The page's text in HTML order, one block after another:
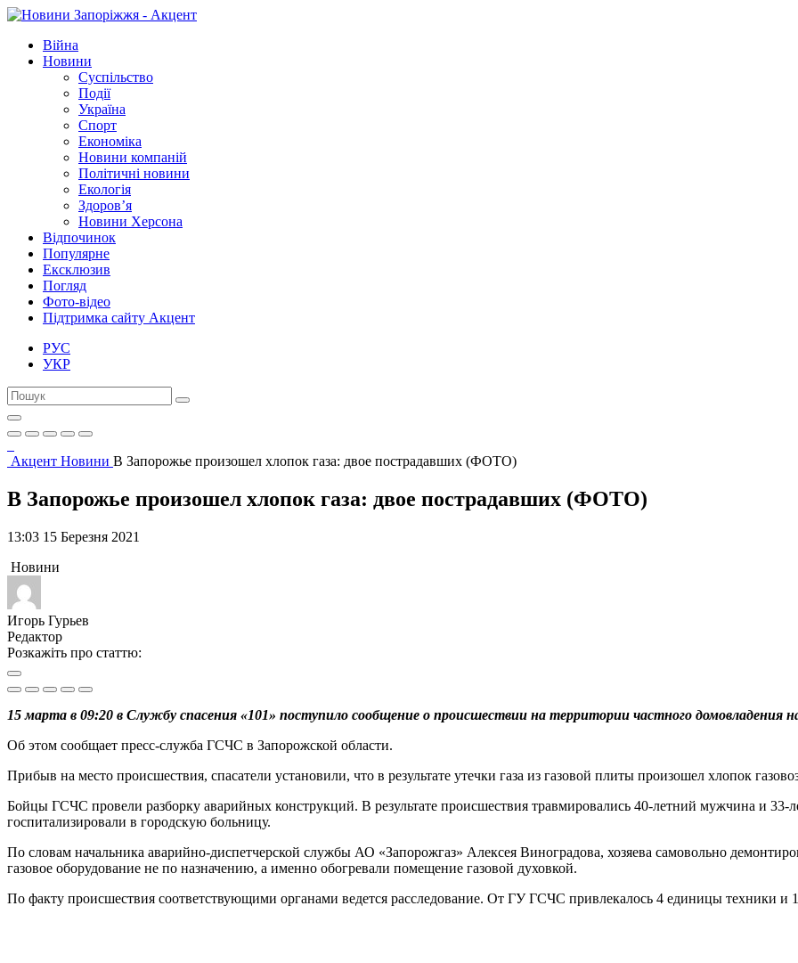
Війна
Новини
Суспільство
Події
Україна
Спорт
Економіка
Новини компаній
Політичні новини
Екологія
Здоров’я
Новини Херсона
Відпочинок
Популярне
Ексклюзив
Погляд
Фото-відео
Підтримка сайту Акцент
РУС
УКР
Акцент Новини В Запорожье произошел хлопок газа: двое пострадавших (ФОТО)
В Запорожье произошел хлопок газа: двое пострадавших (ФОТО)
13:03 15 Березня 2021
Новини
Игорь Гурьев
Редактор
Розкажіть про статтю:
15 марта в 09:20 в Службу спасения «101» поступило сообщение о происшествии на территории частного домовладения
Об этом сообщает пресс-служба ГСЧС в Запорожской области.
Прибыв на место происшествия, спасатели установили, что в результате утечки газа из газовой плиты произошел хлопок
Бойцы ГСЧС провели разборку аварийных конструкций. В результате происшествия травмировались 40-летний мужчина и
госпитализировали в городскую больницу.
По словам начальника аварийно-диспетчерской службы АО «Запорожгаз» Алексея Виноградова, хозяева самовольно
газовое оборудование не по назначению, а именно обогревали помещение газовой духовкой.
По факту происшествия соответствующими органами ведется расследование. От ГУ ГСЧС привлекалось 4 единицы техники и